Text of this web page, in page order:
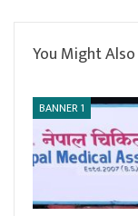
You Might
BANNER 1